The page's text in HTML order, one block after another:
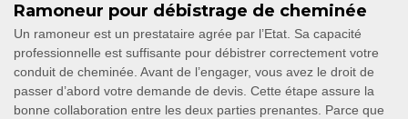
Ramoneur pour débistrage de cheminée
Un ramoneur est un prestataire agrée par l’Etat. Sa capacité
professionnelle est suffisante pour débistrer correctement votre
conduit de cheminée. Avant de l’engager, vous avez le droit de
passer d’abord votre demande de devis. Cette étape assure la
bonne collaboration entre les deux parties prenantes. Parce que